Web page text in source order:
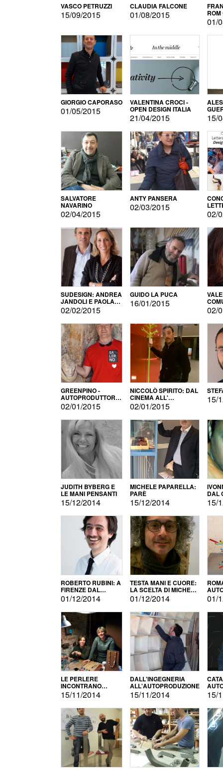
VASCO PETRUZZI
15/09/2015
CLAUDIA FALCONE
01/08/2015
01/
GIORGIO CAPORASO
01/05/2015
VALENTINA CROCI -
OPEN DESIGN ITALIA
21/04/2015 15/
SALVATORE
NAVARINO
02/04/2015
ANTY PANSERA
02/03/2015
02/
SUDESIGN: ANDREA
JANDOLI E PAOLA
PISAPIA
02/02/2015
GUIDO LA PUCA
16/01/2015
02/
GREENPINO -
AUTOPRODUTTORE
PER AMORE
02/01/2015
NICCOLÒ SPIRITO: DAL
CINEMA ALL'
AUTOPRODUZIONE
02/01/2015
15/
JUDITH BYBERG E
LE MANI PENSANTI
15/12/2014
MICHELE PAPARELLA:
PARÈ
15/12/2014
DAL
15/
ROBERTO RUBINI: A
FIRENZE DAL
PRODOTTO ALLA
PROMOZIONE
01/12/2014
TESTA MANI E CUORE:
LA SCELTA DI MICHELE
BARBERIO
01/12/2014 01/
LE PERLERE
INCONTRANO
L'AUTOPRODUZIONE
15/11/2014
DALL'INGEGNERIA
ALL'AUTOPRODUZIONE
15/11/2014 15/